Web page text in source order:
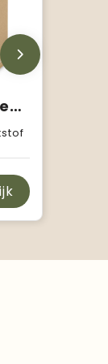
Jetta 330 ml koperen vacuüm geïsoleerde beker